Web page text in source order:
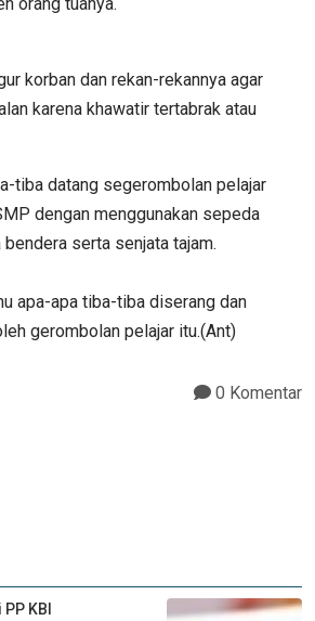
korban dan rekan-rekannya agar
karena khawatir tertabrak atau
tiba datang segerombolan pelajar
dengan menggunakan sepeda
serta senjata tajam.
apa-apa tiba-tiba diserang dan
gerombolan pelajar itu.(Ant)
0 Komentar
KBI